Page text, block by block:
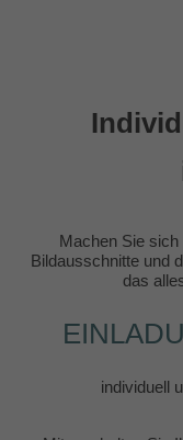
Machen Sie
Bildausschnitte und
das
individuell